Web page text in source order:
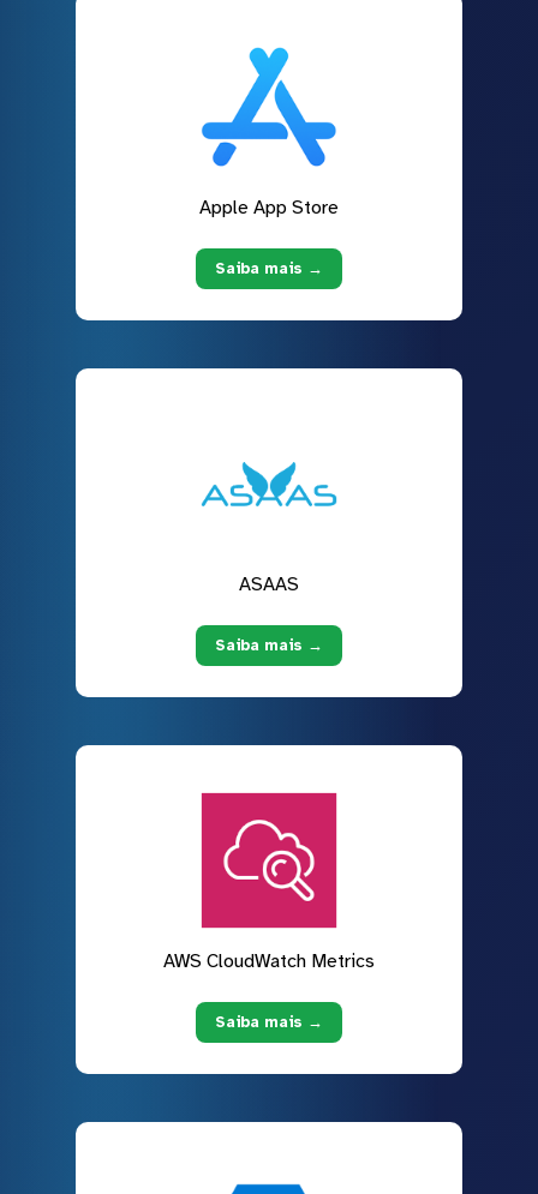
Apple App Store
Saiba mais →
ASAAS
Saiba mais →
AWS CloudWatch Metrics
Saiba mais →